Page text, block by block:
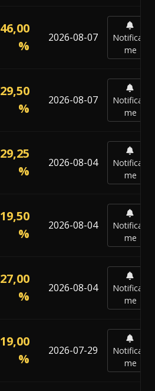
46,00
%
2026-08-07
Notificar-
me
29,50
%
2026-08-07
Notificar-
me
29,25
%
2026-08-04
Notificar-
me
19,50
%
2026-08-04
Notificar-
me
27,00
%
2026-08-04
Notificar-
me
19,00
%
2026-07-29
Notificar-
me